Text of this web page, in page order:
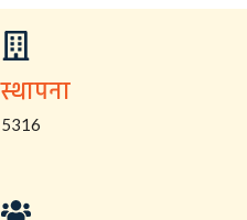
स्थापना
5316